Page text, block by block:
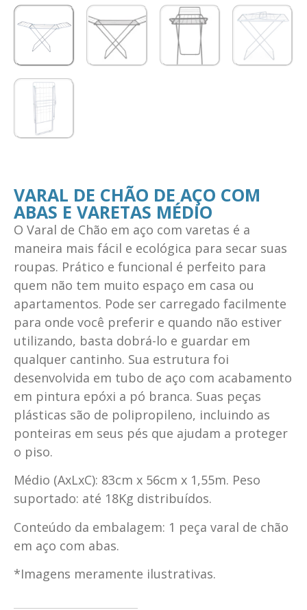
VARAL DE CHÃO DE AÇO COM
ABAS E VARETAS MÉDIO
O Varal de Chão em aço com varetas é a
maneira mais fácil e ecológica para secar suas
roupas. Prático e funcional é perfeito para
quem não tem muito espaço em casa ou
apartamentos. Pode ser carregado facilmente
para onde você preferir e quando não estiver
utilizando, basta dobrá-lo e guardar em
qualquer cantinho. Sua estrutura foi
desenvolvida em tubo de aço com acabamento
em pintura epóxi a pó branca. Suas peças
plásticas são de polipropileno, incluindo as
ponteiras em seus pés que ajudam a proteger
o piso.
Médio (AxLxC): 83cm x 56cm x 1,55m. Peso
suportado: até 18Kg distribuídos.
Conteúdo da embalagem: 1 peça varal de chão
em aço com abas.
*Imagens meramente ilustrativas.